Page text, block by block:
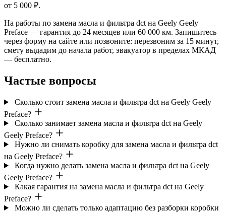
от 5 000 ₽.
На работы по замена масла и фильтра dct на Geely Geely
Preface — гарантия до 24 месяцев или 60 000 км. Запишитесь
через форму на сайте или позвоните: перезвоним за 15 минут,
смету выдадим до начала работ, эвакуатор в пределах МКАД
— бесплатно.
Частые вопросы
Сколько стоит замена масла и фильтра dct на Geely Geely
Preface?
Сколько занимает замена масла и фильтра dct на Geely
Geely Preface?
Нужно ли снимать коробку для замена масла и фильтра dct
на Geely Preface?
Когда нужно делать замена масла и фильтра dct на Geely
Geely Preface?
Какая гарантия на замена масла и фильтра dct на Geely
Preface?
Можно ли сделать только адаптацию без разборки коробки